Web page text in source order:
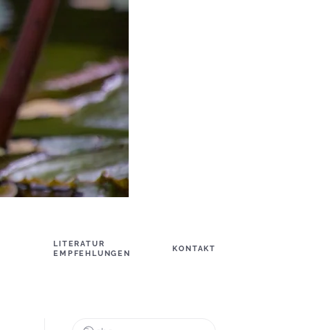
LITERATUR
EMPFEHLUNGEN
KONTAKT